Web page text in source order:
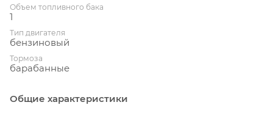
Объем топливного бака
1
Тип двигателя
бензиновый
Тормоза
барабанные
Общие характеристики